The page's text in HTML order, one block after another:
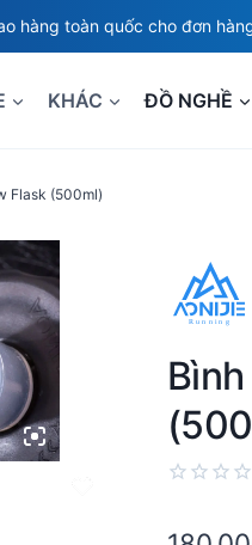
hàng toàn quốc cho đơn
KHÁC ĐỒ NGHỀ
Flask (500ml)